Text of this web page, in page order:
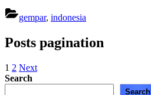
gempar, indonesia
Posts pagination
1 2 Next
Search
Search